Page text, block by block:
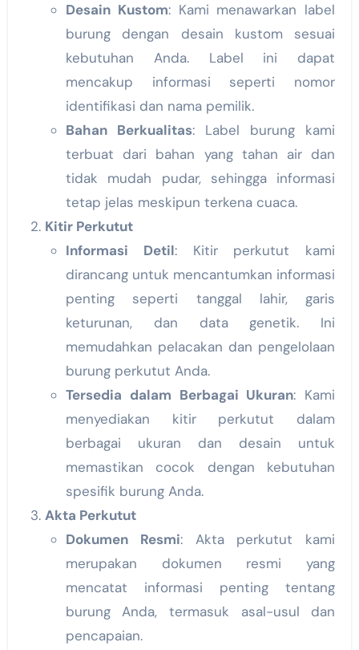
Desain Kustom: Kami menawarkan label
burung dengan desain kustom sesuai
kebutuhan Anda. Label ini dapat
mencakup informasi seperti nomor
identifikasi dan nama pemilik.
Bahan Berkualitas: Label burung kami
terbuat dari bahan yang tahan air dan
tidak mudah pudar, sehingga informasi
tetap jelas meskipun terkena cuaca.
Kitir Perkutut
Informasi Detil: Kitir perkutut kami
dirancang untuk mencantumkan informasi
penting seperti tanggal lahir, garis
keturunan, dan data genetik. Ini
memudahkan pelacakan dan pengelolaan
burung perkutut Anda.
Tersedia dalam Berbagai Ukuran: Kami
menyediakan kitir perkutut dalam
berbagai ukuran dan desain untuk
memastikan cocok dengan kebutuhan
spesifik burung Anda.
Akta Perkutut
Dokumen Resmi: Akta perkutut kami
merupakan dokumen resmi yang
mencatat informasi penting tentang
burung Anda, termasuk asal-usul dan
pencapaian.